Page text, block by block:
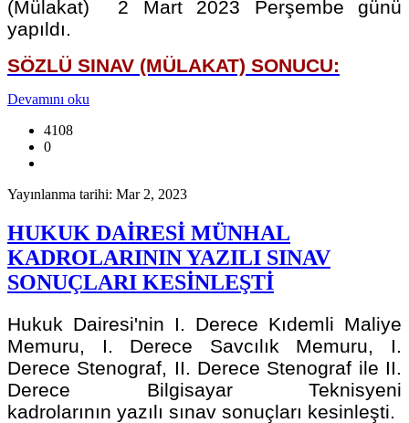
(Mülakat) 2 Mart 2023 Perşembe günü
yapıldı.
SÖZLÜ SINAV (MÜLAKAT) SONUCU:
Devamını oku
4108
0
Yayınlanma tarihi: Mar 2, 2023
HUKUK DAİRESİ MÜNHAL
KADROLARININ YAZILI SINAV
SONUÇLARI KESİNLEŞTİ
Hukuk Dairesi'nin I. Derece Kıdemli Maliye
Memuru, I. Derece Savcılık Memuru, I.
Derece Stenograf, II. Derece Stenograf ile II.
Derece Bilgisayar Teknisyeni
kadrolarının yazılı sınav sonuçları kesinleşti.